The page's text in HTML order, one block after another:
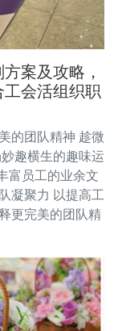
案及攻略，
会活组织职
的团队精神 趁微
趣横生的趣味运
富员工的业余文
凝聚力 以提高工
更完美的团队精